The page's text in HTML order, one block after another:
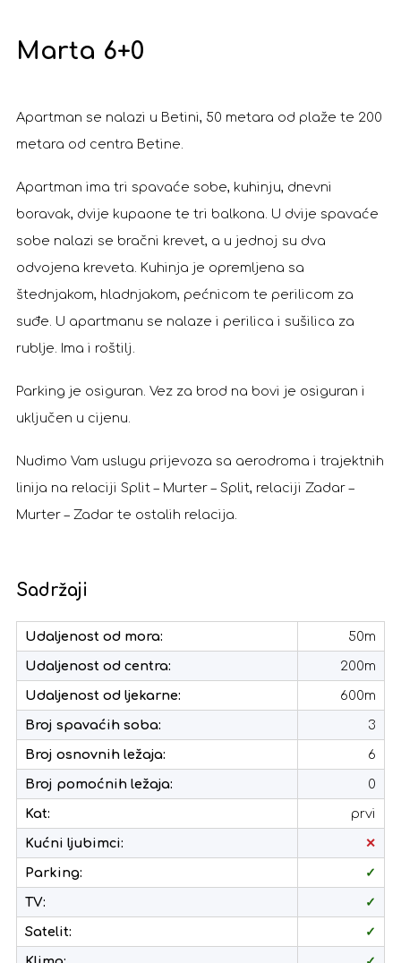
Marta 6+0
Apartman se nalazi u Betini, 50 metara od plaže te 200
metara od centra Betine.
Apartman ima tri spavaće sobe, kuhinju, dnevni
boravak, dvije kupaone te tri balkona. U dvije spavaće
sobe nalazi se bračni krevet, a u jednoj su dva
odvojena kreveta. Kuhinja je opremljena sa
štednjakom, hladnjakom, pećnicom te perilicom za
suđe. U apartmanu se nalaze i perilica i sušilica za
rublje. Ima i roštilj.
Parking je osiguran. Vez za brod na bovi je osiguran i
uključen u cijenu.
Nudimo Vam uslugu prijevoza sa aerodroma i trajektnih
linija na relaciji Split – Murter – Split, relaciji Zadar –
Murter – Zadar te ostalih relacija.
Sadržaji
Udaljenost od mora: 50m
Udaljenost od centra: 200m
Udaljenost od ljekarne: 600m
Broj spavaćih soba: 3
Broj osnovnih ležaja: 6
Broj pomoćnih ležaja: 0
Kat: prvi
Kućni ljubimci: ✕
Parking: ✓
TV: ✓
Satelit: ✓